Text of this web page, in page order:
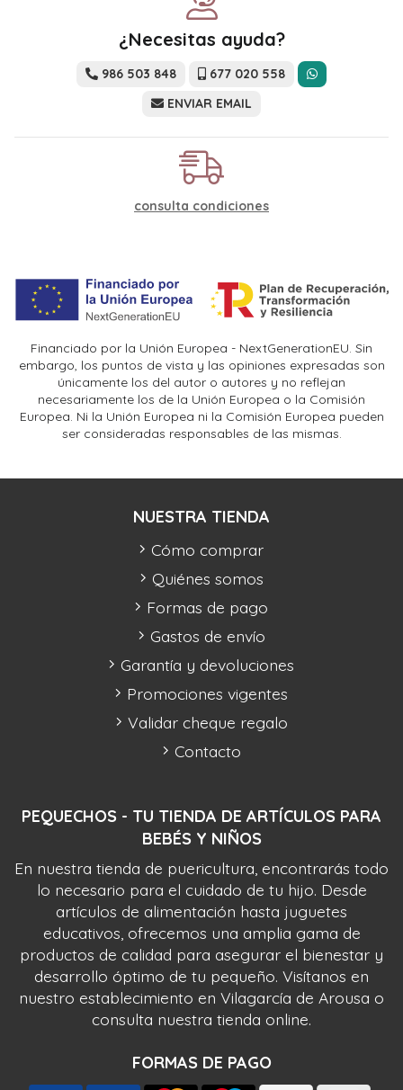
¿Necesitas ayuda?
986 503 848
677 020 558
ENVIAR EMAIL
consulta condiciones
Financiado por la Unión Europea - NextGenerationEU. Sin
embargo, los puntos de vista y las opiniones expresadas son
únicamente los del autor o autores y no reflejan
necesariamente los de la Unión Europea o la Comisión
Europea. Ni la Unión Europea ni la Comisión Europea pueden
ser consideradas responsables de las mismas.
PEQUECHOS - TU TIENDA DE ARTÍCULOS PARA
BEBÉS Y NIÑOS
En nuestra tienda de puericultura, encontrarás todo
lo necesario para el cuidado de tu hijo. Desde
artículos de alimentación hasta juguetes
educativos, ofrecemos una amplia gama de
productos de calidad para asegurar el bienestar y
desarrollo óptimo de tu pequeño. Visítanos en
nuestro establecimiento en Vilagarcía de Arousa o
consulta nuestra tienda online.
FORMAS DE PAGO
NUESTRA TIENDA
Cómo comprar
Quiénes somos
Formas de pago
Gastos de envío
Garantía y devoluciones
Promociones vigentes
Validar cheque regalo
Contacto